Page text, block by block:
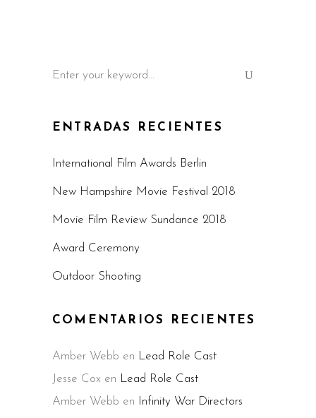
for:
ENTRADAS RECIENTES
International Film Awards Berlin
New Hampshire Movie Festival 2018
Movie Film Review Sundance 2018
Award Ceremony
Outdoor Shooting
COMENTARIOS RECIENTES
Amber Webb en Lead Role Cast
Jesse Cox en Lead Role Cast
Amber Webb en
Infinity War Directors